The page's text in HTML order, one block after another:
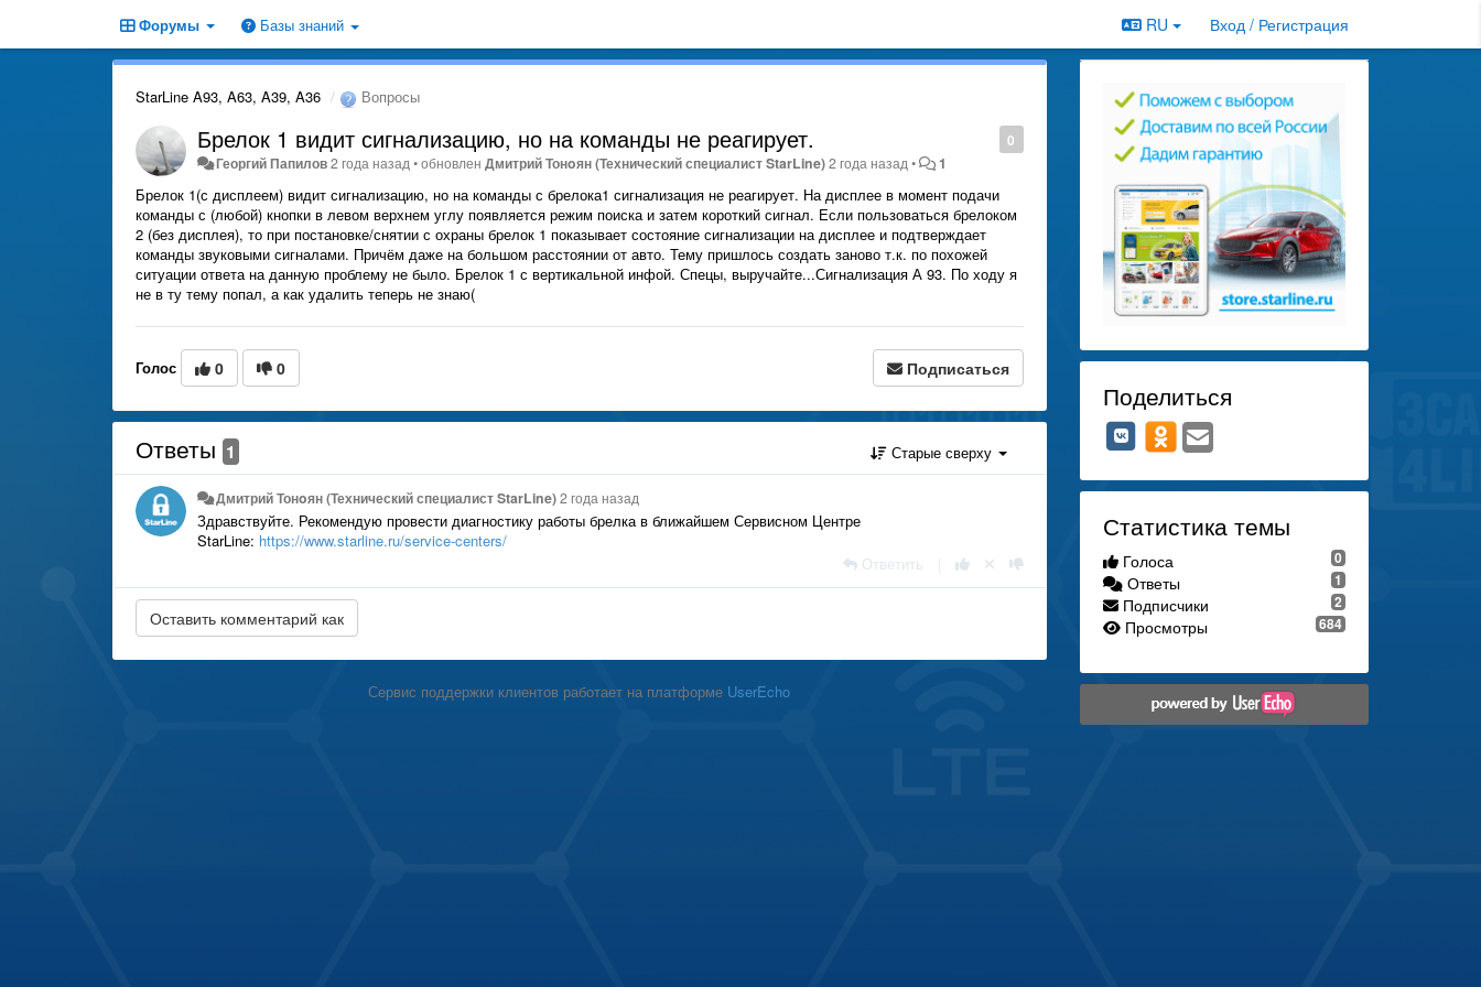
Форумы Базы знаний RU Вход / Регистрация
StarLine A93, A63, A39, A36 Вопросы
0
Брелок 1 видит сигнализацию, но на команды не реагирует.
Георгий Папилов2 года назад •обновленДмитрий Тонoян (Технический специалист StarLine)2 года назад • 1
Брелок 1(с дисплеем) видит сигнализацию, но на команды с брелока1 сигнализация не реагирует. На дисплее в момент подачи
команды с (любой) кнопки в левом верхнем углу появляется режим поиска и затем короткий сигнал. Если пользоваться брелоком
2 (без дисплея), то при постановке/снятии с охраны брелок 1 показывает состояние сигнализации на дисплее и подтверждает
команды звуковыми сигналами. Причём даже на большом расстоянии от авто. Тему пришлось создать заново т.к. по похожей
ситуации ответа на данную проблему не было. Брелок 1 с вертикальной инфой. Спецы, выручайте...Сигнализация А 93. По ходу я
не в ту тему попал, а как удалить теперь не знаю(
Голос 0 0 Подписаться
Ответы 1 Старые сверху
Дмитрий Тонoян (Технический специалист StarLine)2 года назад
Здравствуйте. Рекомендую провести диагностику работы брелка в ближайшем Сервисном Центре
StarLine: https://www.starline.ru/service-centers/
Ответить
Сервис поддержки клиентов работает на платформе UserEcho
Поделиться
Статистика темы
0
Голоса
1
Ответы
2
Подписчики
684
Просмотры